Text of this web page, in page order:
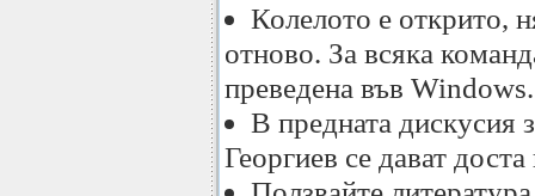
Колелото е открито,
отново. За всяка
преведена във Windows.
В предната дискусия
Георгиев се дават